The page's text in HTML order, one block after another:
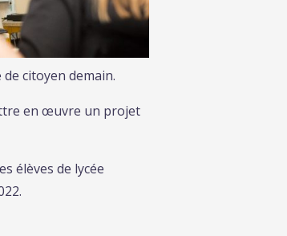
citoyen demain.
en œuvre un projet
élèves de lycée